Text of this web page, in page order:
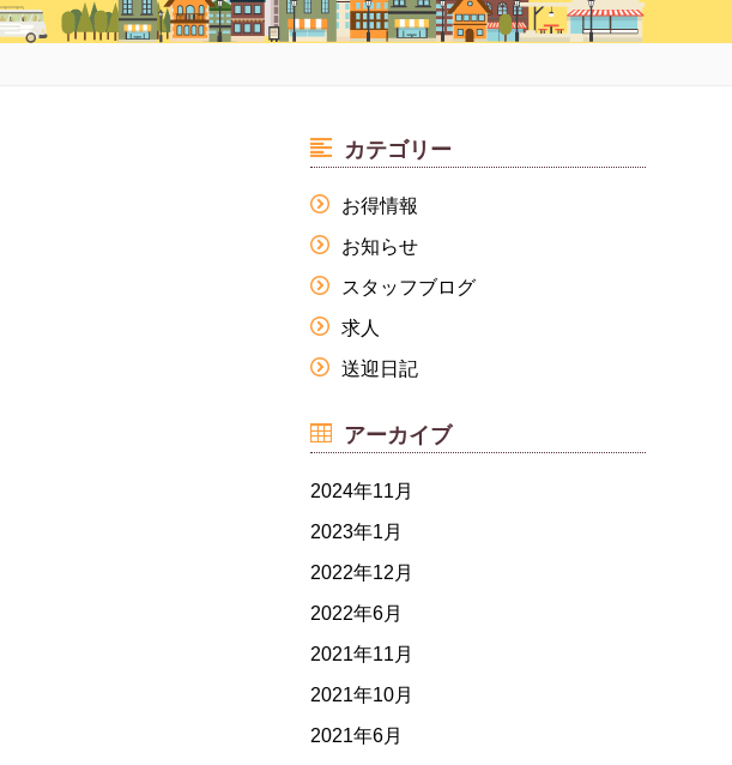
カテゴリー
お得情報
お知らせ
スタッフブログ
求人
送迎日記
アーカイブ
2024年11月
2023年1月
2022年12月
2022年6月
2021年11月
2021年10月
2021年6月